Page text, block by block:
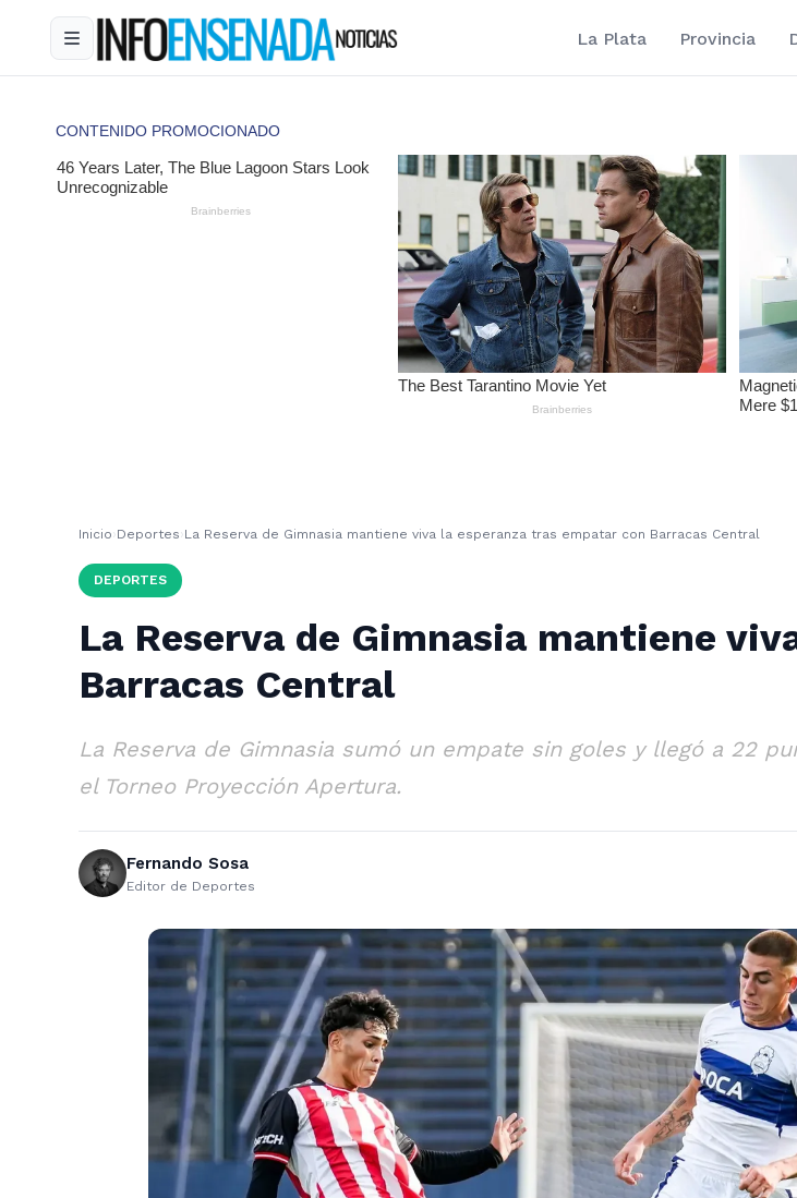
La Plata Provincia
Inicio ›Deportes ›La Reserva de Gimnasia mantiene viva la esperanza tras empatar con Barracas Central
DEPORTES
La Reserva de Gimnasia mantiene
Barracas Central
La Reserva de Gimnasia sumó un empate sin goles y llegó a 22
el Torneo Proyección Apertura.
Fernando Sosa
Editor de Deportes